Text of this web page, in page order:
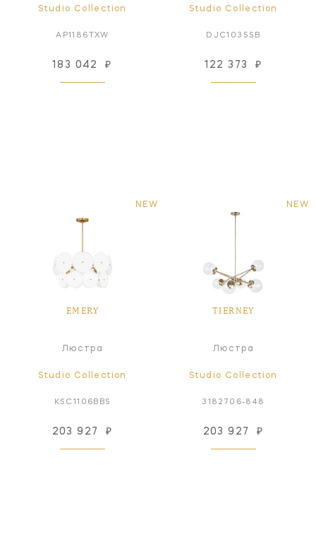
Studio Collection
AP1186TXW
183 042 ₽
Studio Collection
DJC1035SB
122 373 ₽
NEW
EMERY
Люстра
Studio Collection
KSC1106BBS
203 927 ₽
NEW
TIERNEY
Люстра
Studio Collection
3182706-848
203 927 ₽